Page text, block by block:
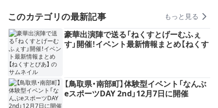
このカテゴリの最新記事 もっと見る
豪華出演陣で送る「ねくすとげーむふぇ
す」開催！イベント最新情報まとめ【ねくす
【鳥取県・南部町】体験型イベント「なんぶ
eスポーツDAY 2nd」12月7日に開催